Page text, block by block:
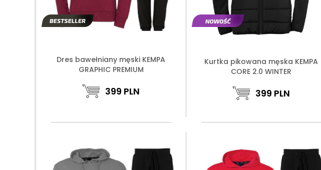
Dres bawełniany męski KEMPA
GRAPHIC PREMIUM
399 PLN
Kurtka pikowana męska KEMPA
CORE 2.0 WINTER
399 PLN